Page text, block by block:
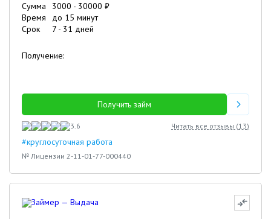
Сумма 3000 - 30000 ₽
Время
до 15 минут
Срок
7 - 31 дней
Получение:
Получить займ
3.6 Читать все отзывы (13)
#круглосуточная работа
№ Лицензии 2-11-01-77-000440